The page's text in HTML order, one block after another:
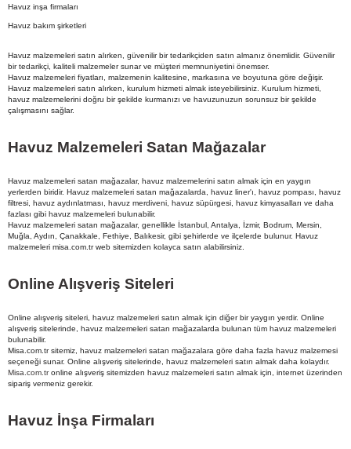
Havuz inşa firmaları
Havuz bakım şirketleri
Havuz malzemeleri satın alırken, güvenilir bir tedarikçiden satın almanız önemlidir. Güvenilir
bir tedarikçi, kaliteli malzemeler sunar ve müşteri memnuniyetini önemser.
Havuz malzemeleri fiyatları, malzemenin kalitesine, markasına ve boyutuna göre değişir.
Havuz malzemeleri satın alırken, kurulum hizmeti almak isteyebilirsiniz. Kurulum hizmeti,
havuz malzemelerini doğru bir şekilde kurmanızı ve havuzunuzun sorunsuz bir şekilde
çalışmasını sağlar.
Havuz Malzemeleri Satan Mağazalar
Havuz malzemeleri satan mağazalar, havuz malzemelerini satın almak için en yaygın
yerlerden biridir. Havuz malzemeleri satan mağazalarda, havuz liner'ı, havuz pompası, havuz
filtresi, havuz aydınlatması, havuz merdiveni, havuz süpürgesi, havuz kimyasalları ve daha
fazlası gibi havuz malzemeleri bulunabilir.
Havuz malzemeleri satan mağazalar, genellikle İstanbul, Antalya, İzmir, Bodrum, Mersin,
Muğla, Aydın, Çanakkale, Fethiye, Balıkesir, gibi şehirlerde ve ilçelerde bulunur. Havuz
malzemeleri misa.com.tr web sitemizden kolayca satın alabilirsiniz.
Online Alışveriş Siteleri
Online alışveriş siteleri, havuz malzemeleri satın almak için diğer bir yaygın yerdir. Online
alışveriş sitelerinde, havuz malzemeleri satan mağazalarda bulunan tüm havuz malzemeleri
bulunabilir.
Misa.com.tr sitemiz, havuz malzemeleri satan mağazalara göre daha fazla havuz malzemesi
seçeneği sunar. Online alışveriş sitelerinde, havuz malzemeleri satın almak daha kolaydır.
Misa.com.tronline alışveriş sitemizden havuz malzemeleri satın almak için, internet üzerinden
sipariş vermeniz gerekir.
Havuz İnşa Firmaları